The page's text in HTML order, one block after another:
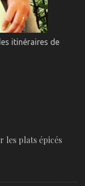
itinéraires de
les plats épicés